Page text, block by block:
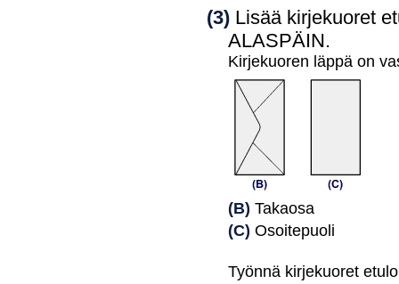
(3) Lisää kirjekuoret
ALASPÄIN.
Kirjekuoren läppä on
(B) Takaosa
(C) Osoitepuoli
Työnnä kirjekuoret